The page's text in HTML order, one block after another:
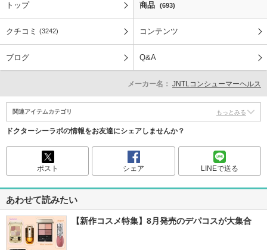
トップ 商品 (693)
クチコミ (3242) コンテンツ
ブログ Q&A
メーカー名： JNTLコンシューマーヘルス
関連アイテムカテゴリ もっとみる
ドクターシーラボの情報をお友達にシェアしませんか？
ポスト シェア LINEで送る
あわせて読みたい
【新作コスメ特集】8月発売のデパコスが大集合